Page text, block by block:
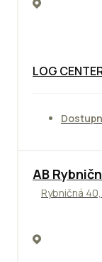
LOG
AB
Rybničná